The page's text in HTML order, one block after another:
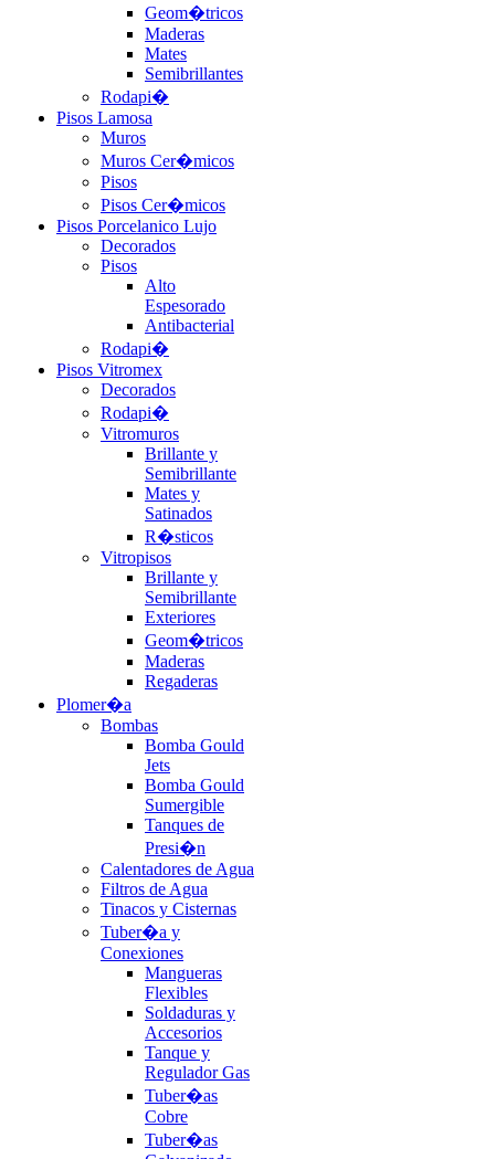
Geom�tricos
Maderas
Mates
Semibrillantes
Rodapi�
Pisos Lamosa
Muros
Muros Cer�micos
Pisos
Pisos Cer�micos
Pisos Porcelanico Lujo
Decorados
Pisos
Alto
Espesorado
Antibacterial
Rodapi�
Pisos Vitromex
Decorados
Rodapi�
Vitromuros
Brillante y
Semibrillante
Mates y
Satinados
R�sticos
Vitropisos
Brillante y
Semibrillante
Exteriores
Geom�tricos
Maderas
Regaderas
Plomer�a
Bombas
Bomba Gould
Jets
Bomba Gould
Sumergible
Tanques de
Presi�n
Calentadores de Agua
Filtros de Agua
Tinacos y Cisternas
Tuber�a y
Conexiones
Mangueras
Flexibles
Soldaduras y
Accesorios
Tanque y
Regulador Gas
Tuber�as
Cobre
Tuber�as